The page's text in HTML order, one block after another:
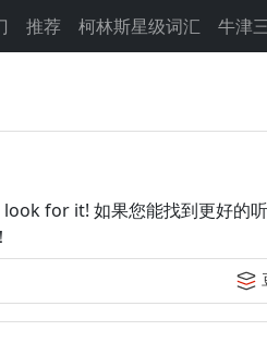
推荐 柯林斯星级词汇 牛津
for it! 如果您能找到更好的